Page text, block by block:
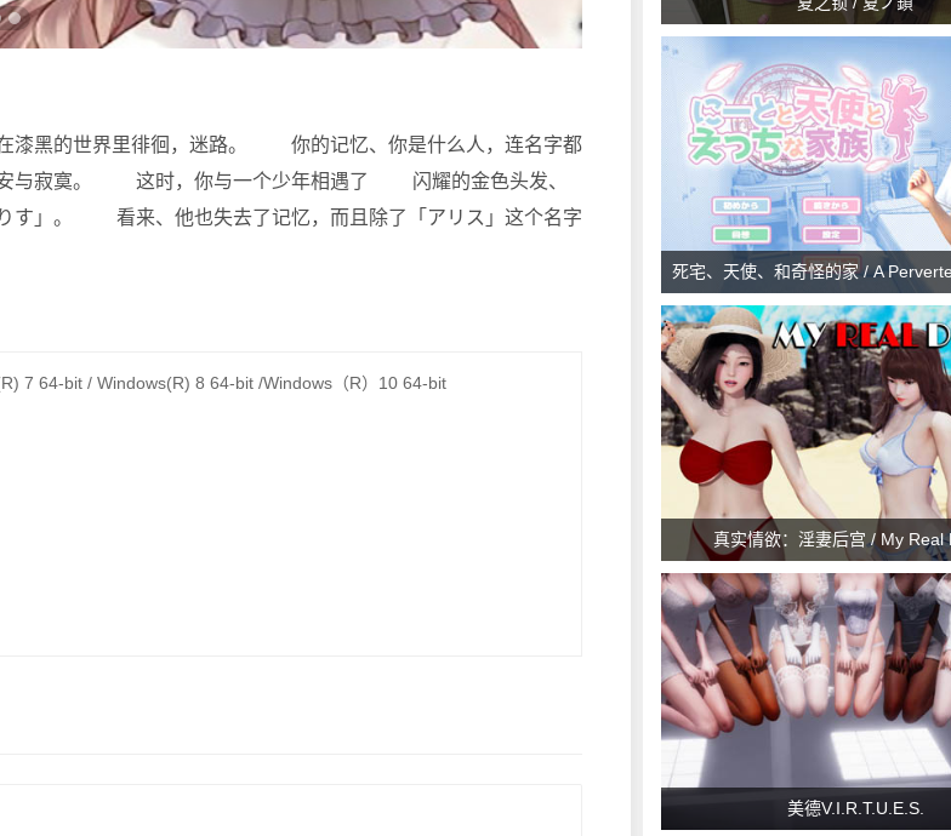
黑的世界里徘徊，迷路。 你的记忆、你是什么人，连名字都
与寂寞。 这时，你与一个少年相遇了 闪耀的金色头发、
す」。 看来、他也失去了记忆，而且除了「アリス」这个名字
7 64-bit / Windows(R) 8 64-bit /Windows（R）10 64-bit
死宅、天使、和奇怪的家 / A
真实情欲：淫妻后宫 / My Real
美德V.I.R.T.U.E.S.